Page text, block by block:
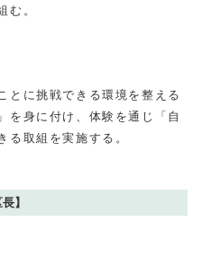
む。
に挑戦できる環境を整える
を身に付け、体験を通じ「自
る取組を実施する。
】